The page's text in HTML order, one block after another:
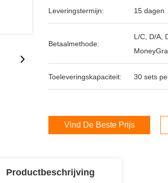
Leveringstermijn: 15 dagen
Betaalmethode:
L/C, D/A,
Toeleveringskapaciteit: 30 sets
Vind De Beste Prijs
Productbeschrijving